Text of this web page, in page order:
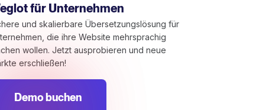
für Unternehmen
und skalierbare Übersetzungslösung für
die ihre Website mehrsprachig
wollen. Jetzt ausprobieren und neue
erschließen!
Demo buchen